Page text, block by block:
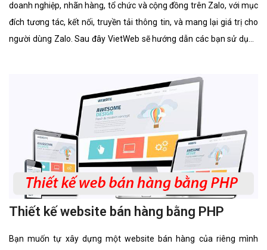
doanh nghiệp, nhãn hàng, tổ chức và cộng đồng trên Zalo, với mục
đích tương tác, kết nối, truyền tải thông tin, và mang lại giá trị cho
người dùng Zalo. Sau đây VietWeb sẽ hướng dẫn các bạn sử dụng
Thiết kế website bán hàng bằng PHP
Bạn muốn tự xây dựng một website bán hàng của riêng mình